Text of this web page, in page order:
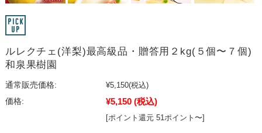
ルレクチェ(洋梨)最高級品・贈答用２kg(５個〜７個)
和泉果樹園
通常販売価格: ¥5,150(税込)
価格:
¥5,150 (税込)
[ポイント還元 51ポイント〜]